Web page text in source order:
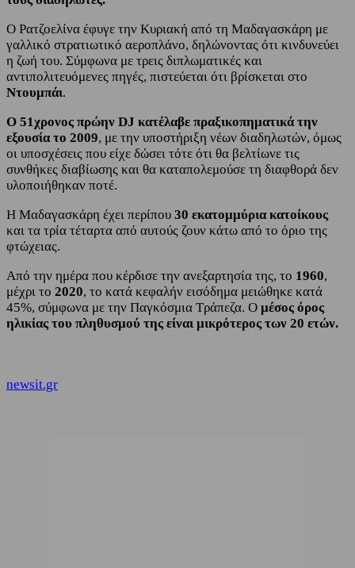
Ο Ρατζοελίνα έφυγε την Κυριακή από τη Μαδαγασκάρη με
γαλλικό στρατιωτικό αεροπλάνο, δηλώνοντας ότι κινδυνεύει
η ζωή του. Σύμφωνα με τρεις διπλωματικές και
αντιπολιτευόμενες πηγές, πιστεύεται ότι βρίσκεται στο
Ντουμπάι.
Ο 51χρονος πρώην DJ κατέλαβε πραξικοπηματικά την
εξουσία το 2009, με την υποστήριξη νέων διαδηλωτών, όμως
οι υποσχέσεις που είχε δώσει τότε ότι θα βελτίωνε τις
συνθήκες διαβίωσης και θα καταπολεμούσε τη διαφθορά δεν
υλοποιήθηκαν ποτέ.
Η Μαδαγασκάρη έχει περίπου 30 εκατομμύρια κατοίκους
και τα τρία τέταρτα από αυτούς ζουν κάτω από το όριο της
φτώχειας.
Από την ημέρα που κέρδισε την ανεξαρτησία της, το 1960,
μέχρι το 2020, το κατά κεφαλήν εισόδημα μειώθηκε κατά
45%, σύμφωνα με την Παγκόσμια Τράπεζα. Ο μέσος όρος
ηλικίας του πληθυσμού της είναι μικρότερος των 20 ετών.
newsit.gr